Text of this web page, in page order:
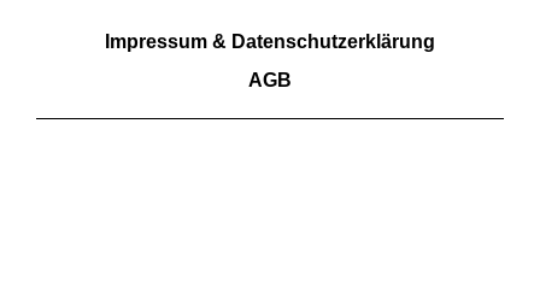
Impressum & Datenschutzerklärung
AGB